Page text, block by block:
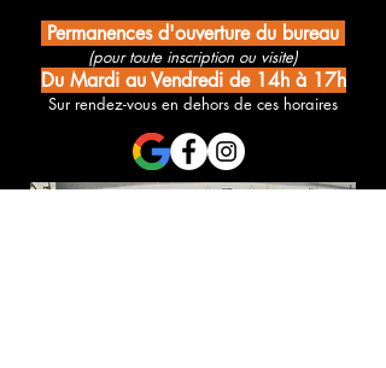
Permanences d'ouverture du bureau
(pour toute inscription ou visite)
Du Mardi au Vendredi de 14h à 17h
Sur rendez-vous en dehors de ces horaires